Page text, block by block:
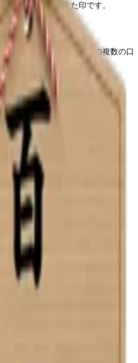
件を後ろに従えた印です。
てください。同じ温泉への複数の口
ます。